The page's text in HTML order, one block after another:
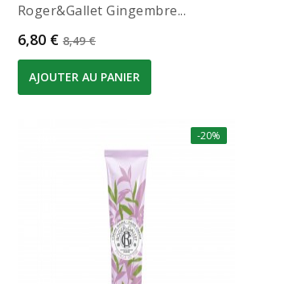
Roger&gallet Gingembre...
Prix
6,80 € Prix de base
8,49 €
AJOUTER AU PANIER
-20%